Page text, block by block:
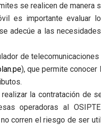
PROTEGER A
se realicen de manera
es importante evaluar
adecúe a las
de
), que permite
la contratación de
operadoras al
corren el riesgo de ser